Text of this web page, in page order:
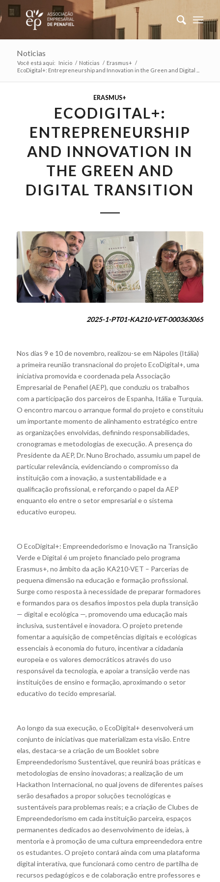
Noticias
Você está aqui: Inicio / Noticias / Erasmus+ /
EcoDigital+: Entrepreneurship and Innovation in the Green and Digital ...
ERASMUS+
ECODIGITAL+:
ENTREPRENEURSHIP
AND INNOVATION IN
THE GREEN AND
DIGITAL TRANSITION
2025-1-PT01-KA210-VET-000363065
Nos dias 9 e 10 de novembro, realizou-se em Nápoles (Itália)
a primeira reunião transnacional do projeto EcoDigital+, uma
iniciativa promovida e coordenada pela Associação
Empresarial de Penafiel (AEP), que conduziu os trabalhos
com a participação dos parceiros de Espanha, Itália e Turquia.
O encontro marcou o arranque formal do projeto e constituiu
um importante momento de alinhamento estratégico entre
as organizações envolvidas, definindo responsabilidades,
cronogramas e metodologias de execução. A presença do
Presidente da AEP, Dr. Nuno Brochado, assumiu um papel de
particular relevância, evidenciando o compromisso da
instituição com a inovação, a sustentabilidade e a
qualificação profissional, e reforçando o papel da AEP
enquanto elo entre o setor empresarial e o sistema
educativo europeu.
O EcoDigital+: Empreendedorismo e Inovação na Transição
Verde e Digital é um projeto financiado pelo programa
Erasmus+, no âmbito da ação KA210-VET – Parcerias de
pequena dimensão na educação e formação profissional.
Surge como resposta à necessidade de preparar formadores
e formandos para os desafios impostos pela dupla transição
— digital e ecológica —, promovendo uma educação mais
inclusiva, sustentável e inovadora. O projeto pretende
fomentar a aquisição de competências digitais e ecológicas
essenciais à economia do futuro, incentivar a cidadania
europeia e os valores democráticos através do uso
responsável da tecnologia, e apoiar a transição verde nas
instituições de ensino e formação, aproximando o setor
educativo do tecido empresarial.
Ao longo da sua execução, o EcoDigital+ desenvolverá um
conjunto de iniciativas que materializam esta visão. Entre
elas, destaca-se a criação de um Booklet sobre
Empreendedorismo Sustentável, que reunirá boas práticas e
metodologias de ensino inovadoras; a realização de um
Hackathon Internacional, no qual jovens de diferentes países
serão desafiados a propor soluções tecnológicas e
sustentáveis para problemas reais; e a criação de Clubes de
Empreendedorismo em cada instituição parceira, espaços
permanentes dedicados ao desenvolvimento de ideias, à
mentoria e à promoção de uma cultura empreendedora entre
os estudantes. O projeto contará ainda com uma plataforma
digital interativa, que funcionará como centro de partilha de
recursos pedagógicos e de colaboração entre professores e